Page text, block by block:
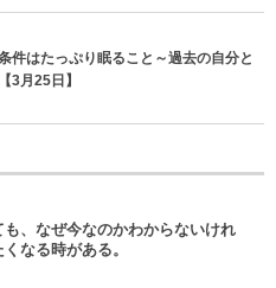
件はたっぷり眠ること～過去の自分と
3月25日】
、なぜ今なのかわからないけれ
なる時がある。